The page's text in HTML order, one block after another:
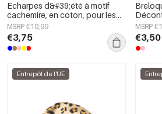
Écharpes d&#39;été à motif
cachemire, en coton, pour les
vacances et le quotidien
MSRP €10,99
€3,75
du
MSRP
€3,50
Entrepôt de l'UE